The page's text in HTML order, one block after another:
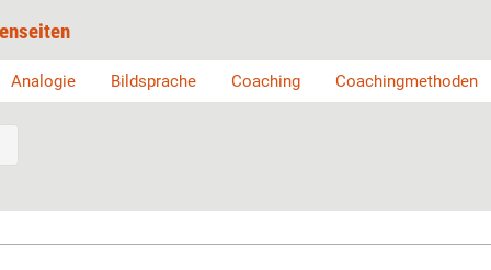
Analogie Bildsprache Coaching Coachingmethoden